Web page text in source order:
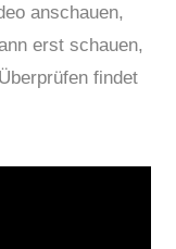
anschauen,
erst schauen,
findet